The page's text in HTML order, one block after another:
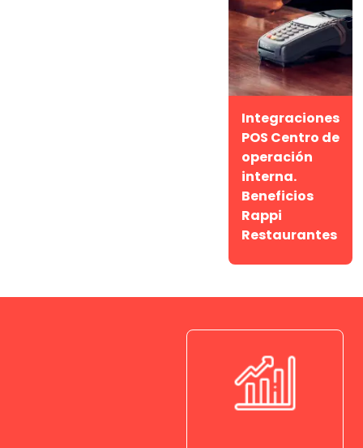
Integraciones
POS Centro de
operación
interna.
Beneficios
Rappi
Restaurantes